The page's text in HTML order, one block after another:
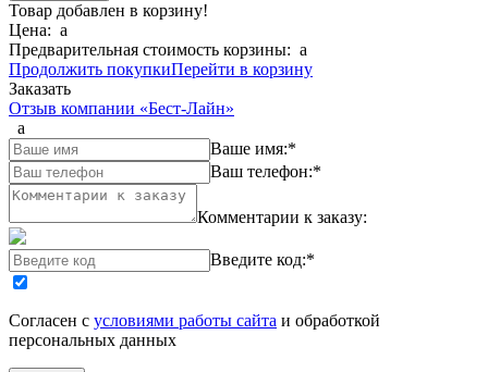
Товар добавлен в корзину!
Цена: a
Предварительная стоимость корзины: a
Продолжить покупкиПерейти в корзину
Заказать
Отзыв компании «Бест-Лайн»
a
Ваше имя:*
Ваш телефон:*
Комментарии к заказу:
Введите код:*
Согласен с условиями работы сайта и обработкой
персональных данных